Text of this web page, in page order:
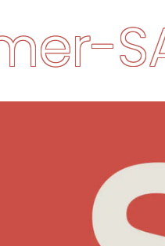
2026